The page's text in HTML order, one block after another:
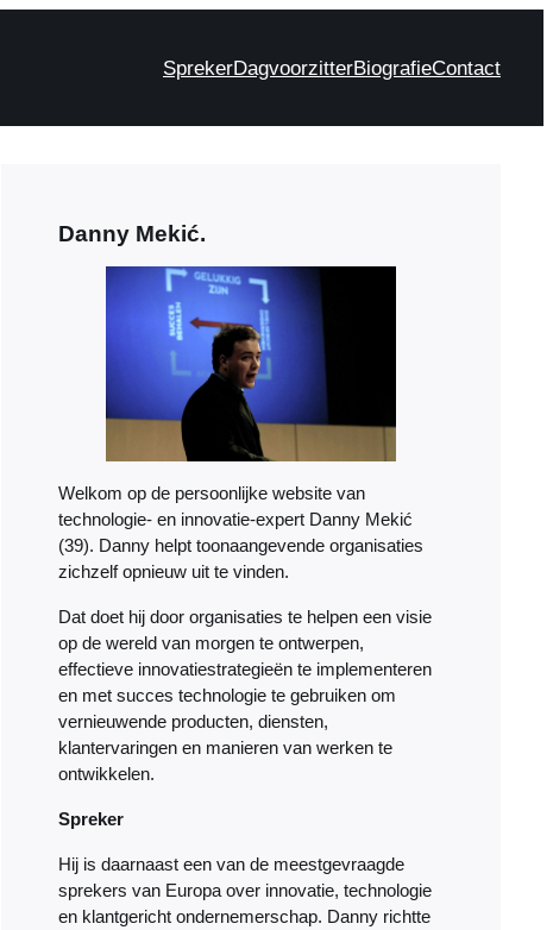
SprekerDagvoorzitterBiografieContact
Danny Mekić.
Welkom op de persoonlijke website van
technologie- en innovatie-expert Danny Mekić
(39). Danny helpt toonaangevende organisaties
zichzelf opnieuw uit te vinden.
Dat doet hij door organisaties te helpen een visie
op de wereld van morgen te ontwerpen,
effectieve innovatiestrategieën te implementeren
en met succes technologie te gebruiken om
vernieuwende producten, diensten,
klantervaringen en manieren van werken te
ontwikkelen.
Spreker
Hij is daarnaast een van de meestgevraagde
sprekers van Europa over innovatie, technologie
en klantgericht ondernemerschap. Danny richtte